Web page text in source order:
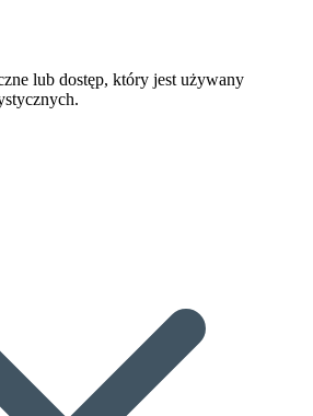
lub dostęp, który jest używany